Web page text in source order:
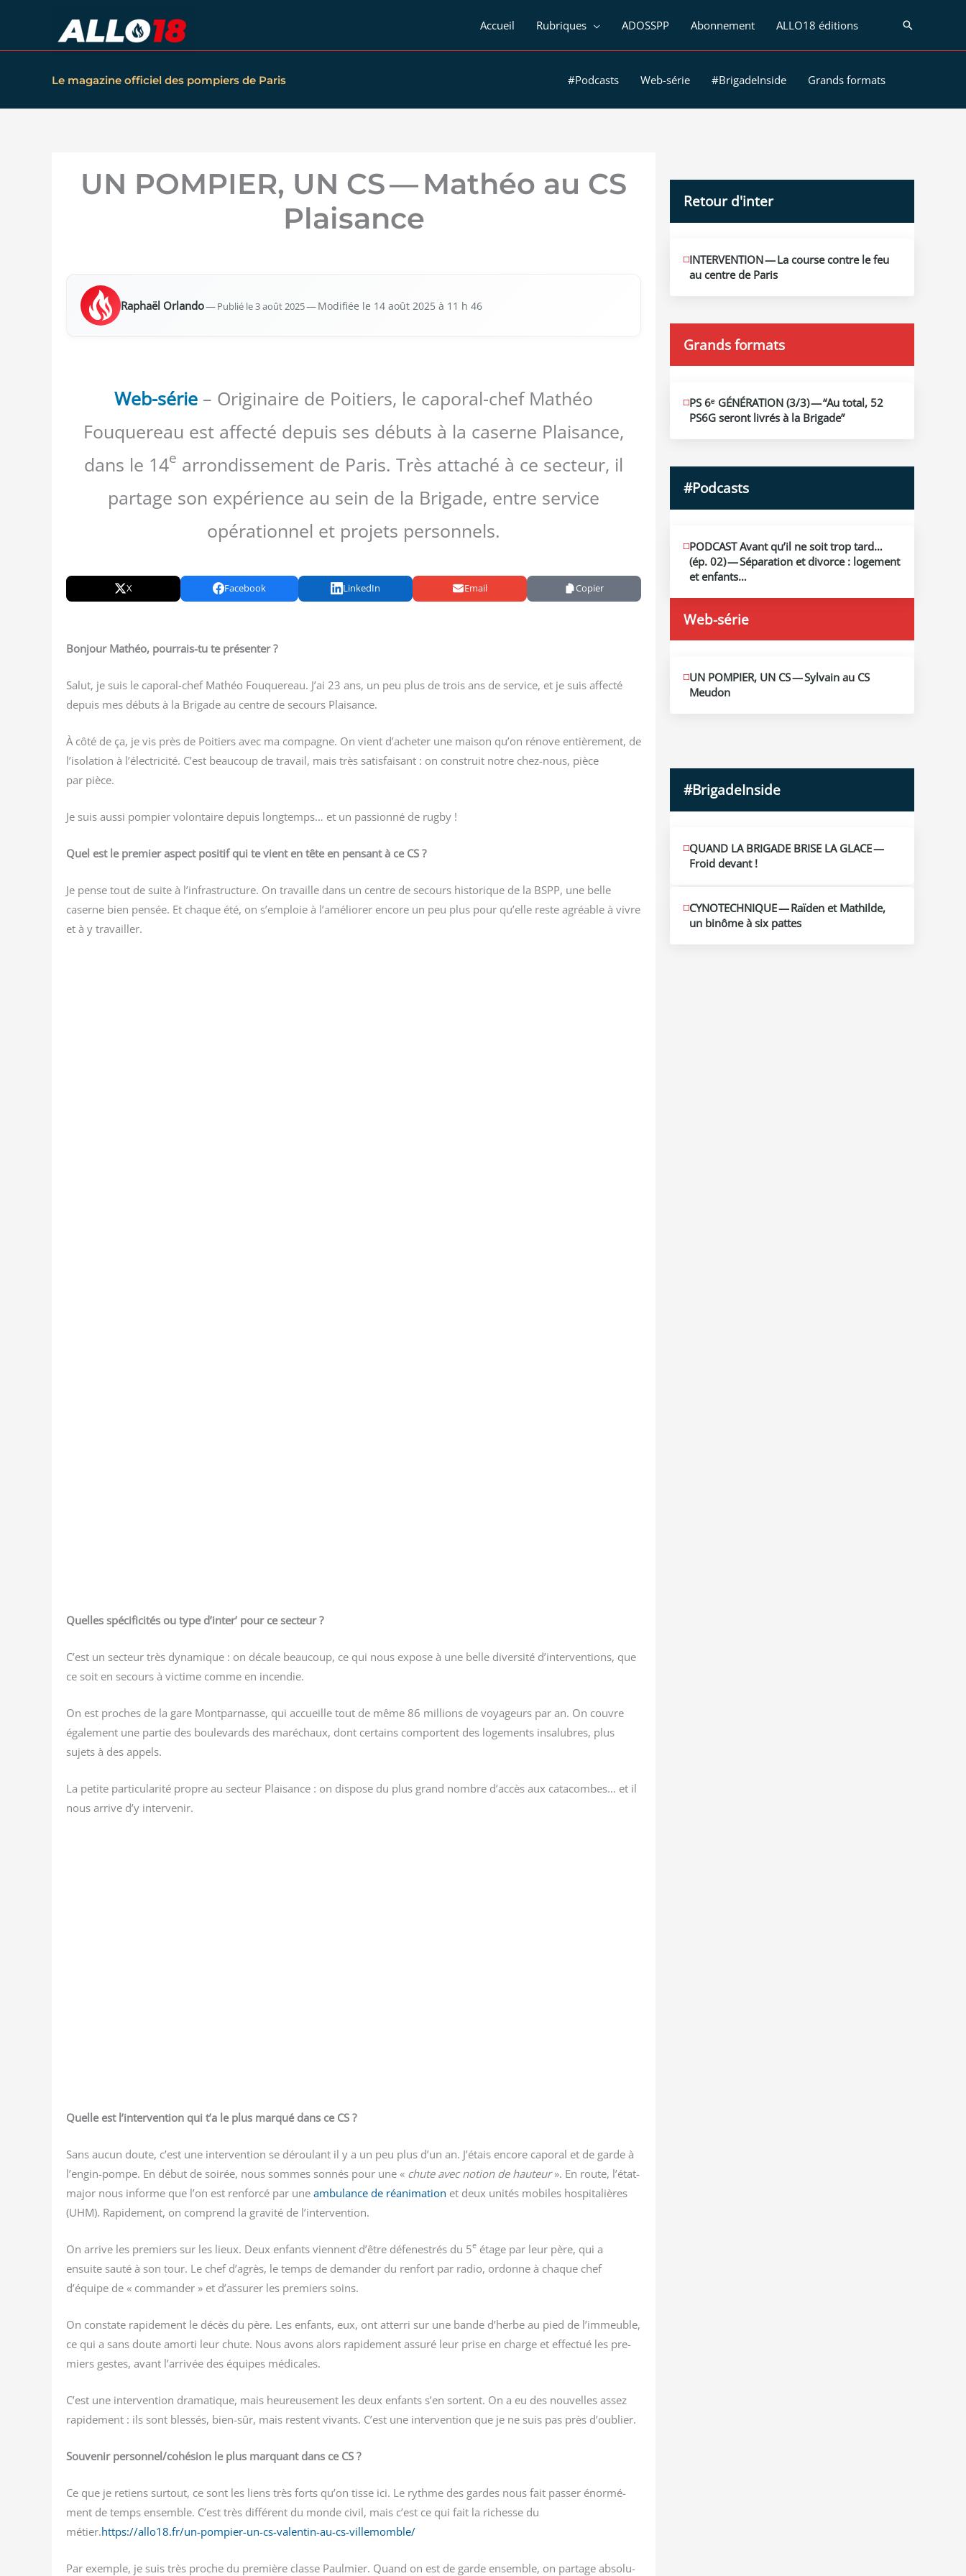
contenu
Accueil Rubriques ADOSSPP Abonnement ALLO18 éditions
Le magazine officiel des pompiers de Paris #Podcasts Web-série #BrigadeInside Grands formats
UN POMPIER, UN CS — Mathéo au CS
Plaisance
Raphaël Orlan­do—Publié le 3 août 2025— Modi­fiée le 14 août 2025 à 11 h 46
Web-série – Originaire de Poitiers, le caporal-chef Mathéo
Fouquereau est affecté depuis ses débuts à la caserne Plaisance,
dans le 14e arrondissement de Paris. Très attaché à ce secteur, il
partage son expérience au sein de la Brigade, entre service
opérationnel et projets personnels.
X Facebook LinkedIn Email Copier
Bon­jour Mathéo, pour­rais-tu te présenter ?
Salut, je suis le capo­ral-chef Mathéo Fou­que­reau. J’ai 23 ans, un peu plus de trois ans de ser­vice, et je suis affec­té
depuis mes débuts à la Bri­gade au centre de secours Plaisance.
À côté de ça, je vis près de Poi­tiers avec ma com­pagne. On vient d’acheter une mai­son qu’on rénove entiè­re­ment, de
l’isolation à l’électricité. C’est beau­coup de tra­vail, mais très satis­fai­sant : on construit notre chez-nous, pièce
par pièce.
Je suis aus­si pom­pier volon­taire depuis long­temps… et un pas­sion­né de rugby !
Quel est le pre­mier aspect posi­tif qui te vient en tête en pen­sant à ce CS ?
Je pense tout de suite à l’infrastructure. On tra­vaille dans un centre de secours his­to­rique de la BSPP, une belle
caserne bien pen­sée. Et chaque été, on s’emploie à l’améliorer encore un peu plus pour qu’elle reste agréable à vivre
et à y travailler.
Quelles spé­ci­fi­ci­tés ou type d’inter’ pour ce secteur ?
C’est un sec­teur très dyna­mique : on décale beau­coup, ce qui nous expose à une belle diver­si­té d’interventions, que
ce soit en secours à vic­time comme en incendie.
On est proches de la gare Mont­par­nasse, qui accueille tout de même 86 mil­lions de voya­geurs par an. On couvre
éga­le­ment une par­tie des bou­le­vards des maré­chaux, dont cer­tains com­portent des loge­ments insa­lubres, plus
sujets à des appels.
La petite par­ti­cu­la­ri­té propre au sec­teur Plai­sance : on dis­pose du plus grand nombre d’accès aux cata­combes… et il
nous arrive d’y intervenir.
Quelle est l’intervention qui t’a le plus mar­qué dans ce CS ?
Sans aucun doute, c’est une inter­ven­tion se dérou­lant il y a un peu plus d’un an. J’étais encore capo­ral et de garde à
l’engin-pompe. En début de soi­rée, nous sommes son­nés pour une « chute avec notion de hau­teur». En route, l’état-
major nous informe que l’on est ren­for­cé par une ambu­lance de réani­ma­tion et deux uni­tés mobiles hos­pi­ta­lières
(UHM). Rapi­de­ment, on com­prend la gra­vi­té de l’intervention.
On arrive les pre­miers sur les lieux. Deux enfants viennent d’être défe­nes­trés du 5e étage par leur père, qui a
ensuite sau­té à son tour. Le chef d’agrès, le temps de deman­der du ren­fort par radio, ordonne à chaque chef
d’équipe de « com­man­der » et d’assurer les pre­miers soins.
On constate rapi­de­ment le décès du père. Les enfants, eux, ont atter­ri sur une bande d’herbe au pied de l’immeuble,
ce qui a sans doute amor­ti leur chute. Nous avons alors rapi­de­ment assu­ré leur prise en charge et effec­tué les pre­
miers gestes, avant l’arrivée des équipes médicales.
C’est une inter­ven­tion dra­ma­tique, mais heu­reu­se­ment les deux enfants s’en sortent. On a eu des nou­velles assez
rapi­de­ment : ils sont bles­sés, bien-sûr, mais res­tent vivants. C’est une inter­ven­tion que je ne suis pas près d’oublier.
Sou­ve­nir personnel/​cohésion le plus mar­quant dans ce CS ?
Ce que je retiens sur­tout, ce sont les liens très forts qu’on tisse ici. Le rythme des gardes nous fait pas­ser énor­mé­
ment de temps ensemble. C’est très dif­fé­rent du monde civil, mais c’est ce qui fait la richesse du
métier.https://allo18.fr/un-pompier-un-cs-valentin-au-cs-villemomble/
Par exemple, je suis très proche du pre­mière classe Paul­mier. Quand on est de garde ensemble, on par­tage abso­lu­
Retour d'inter
JUIN
12
2026
INTERVENTION — La course contre le feu
au centre de Paris
Grands formats
JUIN
19
2026
PS 6ᵉ GÉNÉRATION (3/​3) — “Au total, 52
PS6G seront livrés à la Brigade”
#Podcasts
MAI
13
2026
PODCAST Avant qu’il ne soit trop tard…
(ép. 02) — Séparation et divorce : logement
et enfants…
Web-série
MAI
10
2026
UN POMPIER, UN CS — Sylvain au CS
Meudon
#BrigadeInside
QUAND LA BRIGADE BRISE LA GLACE —
Froid devant !
CYNOTECHNIQUE — Raïden et Mathilde,
un binôme à six pattes